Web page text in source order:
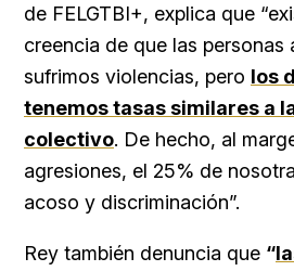
de FELGTBI+, explica que
creencia de que las personas
sufrimos violencias, pero los
tenemos tasas similares a
colectivo. De hecho, al
agresiones, el 25% de
acoso y discriminación”.
Rey también denuncia que “